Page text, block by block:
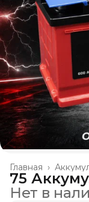
Главная ›
75
Нет в